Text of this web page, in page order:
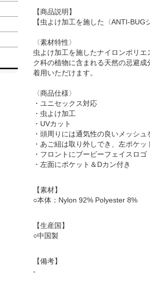
【商品説明】
【虫よけ加工を施した〈ANTI-
〈素材特性〉
虫よけ加工を施したナイロンポリ
ク科の植物に含まれる天然の忌避
着用いただけます。
〈商品仕様〉
・ユニセックス対応
・虫よけ加工
・UVカット
・頭周りには通気性の良いメッシュ
・あご紐は取り外しでき、左ポケッ
・フロントにブービーフェイスロゴ
・左面にポケット＆Dカン付き
【素材】
○本体：Nylon 92% Polyester 8%
【生産国】
○中国製
【備考】
-